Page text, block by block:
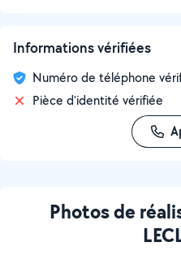
Informations vérifiées
Numéro de téléphone
Pièce d'identité vérifiée
Photos de